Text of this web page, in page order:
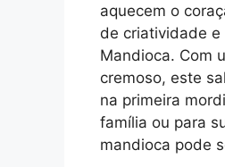
aquecem o
de criatividade e
Mandioca. Com
cremoso, este
na primeira
família ou para
mandioca pode